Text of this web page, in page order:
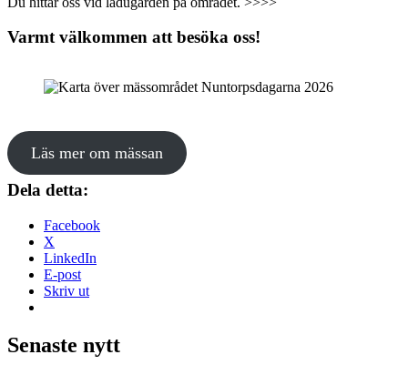
Varmt välkommen att besöka oss!
Läs mer om mässan
Dela detta:
Facebook
X
LinkedIn
E-post
Skriv ut
Senaste nytt